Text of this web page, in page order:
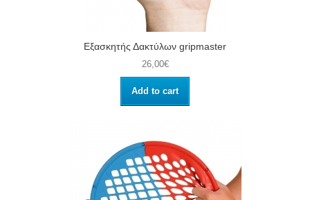
Εξασκητής Δακτύλων gripmaster
26,00€
Add to cart